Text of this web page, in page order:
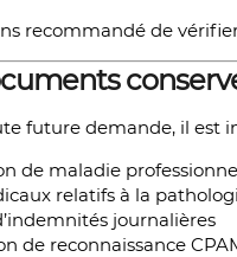
recommandé de
future demande, il est
de maladie
relatifs à la
journalières
de reconnaissance